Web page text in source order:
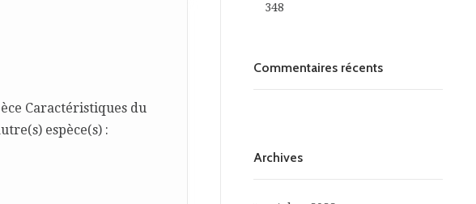
Caractéristiques du
espèce(s) :
348
Commentaires récents
Archives